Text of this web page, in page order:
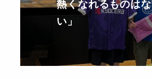
熱くなれるものはな
い」